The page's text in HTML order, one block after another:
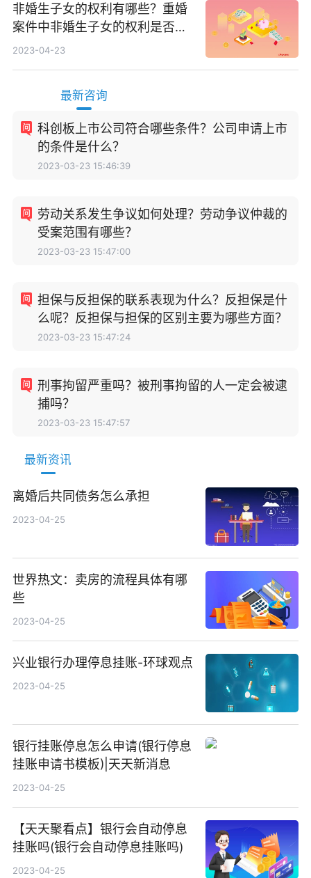
非婚生子女的权利有哪些？重婚
案件中非婚生子女的权利是否受
法律保护？
2023-04-23
最新咨询
科创板上市公司符合哪些条件？公司申请上市
的条件是什么？
2023-03-23 15:46:39
劳动关系发生争议如何处理？劳动争议仲裁的
受案范围有哪些？
2023-03-23 15:47:00
担保与反担保的联系表现为什么？反担保是什
么呢？反担保与担保的区别主要为哪些方面？
2023-03-23 15:47:24
刑事拘留严重吗？被刑事拘留的人一定会被逮
捕吗？
2023-03-23 15:47:57
最新资讯
离婚后共同债务怎么承担
2023-04-25
世界热文：卖房的流程具体有哪
些
2023-04-25
兴业银行办理停息挂账-环球观点
2023-04-25
银行挂账停息怎么申请(银行停息
挂账申请书模板)|天天新消息
2023-04-25
【天天聚看点】银行会自动停息
挂账吗(银行会自动停息挂账吗)
2023-04-25